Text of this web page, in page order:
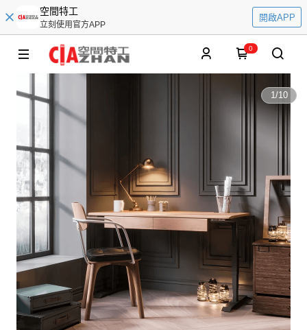
空間特工
立刻使用官方APP
開啟APP
0
1/10